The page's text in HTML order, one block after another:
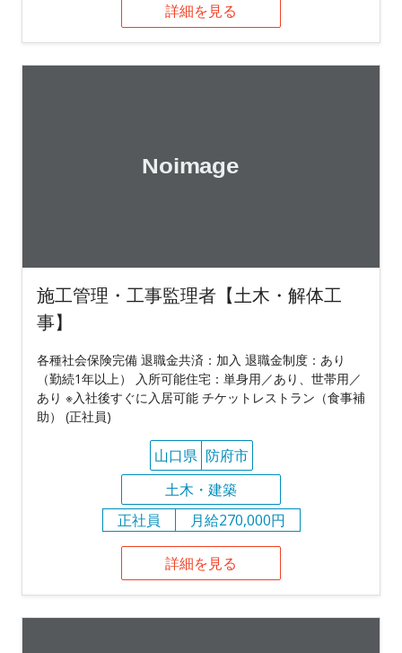
詳細を見る
施工管理・工事監理者【土木・解体工
事】
各種社会保険完備 退職金共済：加入 退職金制度：あり
（勤続1年以上） 入所可能住宅：単身用／あり、世帯用／
あり ※入社後すぐに入居可能 チケットレストラン（食事補
助） (正社員)
山口県 防府市
土木・建築
正社員
月給270,000円
詳細を見る